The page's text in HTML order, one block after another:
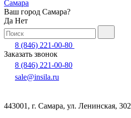
Самара
Ваш город Самара?
Да Нет
8 (846) 221-00-80
Заказать звонок
8 (846) 221-00-80
sale@insila.ru
443001, г. Самара, ул. Ленинская, 302